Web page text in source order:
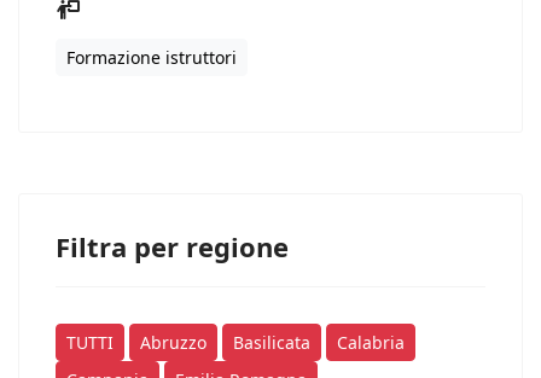
Formazione istruttori
Filtra per regione
TUTTI Abruzzo Basilicata
Calabria